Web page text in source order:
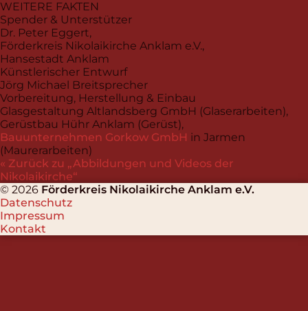
WEITERE FAKTEN
Spender & Unterstützer
Dr. Peter Eggert,
Förderkreis Nikolaikirche Anklam e.V.,
Hansestadt Anklam
Künstlerischer Entwurf
Jörg Michael Breitsprecher
Vorbereitung, Herstellung & Einbau
Glasgestaltung Altlandsberg GmbH (Glaserarbeiten),
Gerüstbau Hühr Anklam (Gerüst),
Bauunternehmen Gorkow GmbH in Jarmen
(Maurerarbeiten)
« Zurück zu
Abbildungen und Videos der
Nikolaikirche
© 2026 Förderkreis Nikolaikirche Anklam e.V.
Datenschutz
Impressum
Kontakt